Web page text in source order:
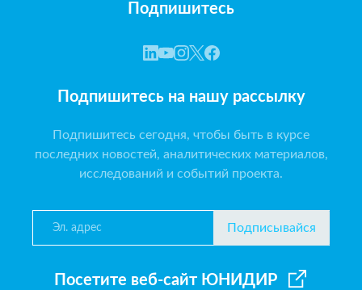
Подпишитесь
Подпишитесь на нашу рассылку
Подпишитесь сегодня, чтобы быть в курсе
последних новостей, аналитических материалов,
исследований и событий проекта.
Подписывайся
Посетите веб-сайт ЮНИДИР